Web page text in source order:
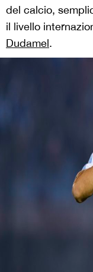
del calcio,
il livello
Dudamel.